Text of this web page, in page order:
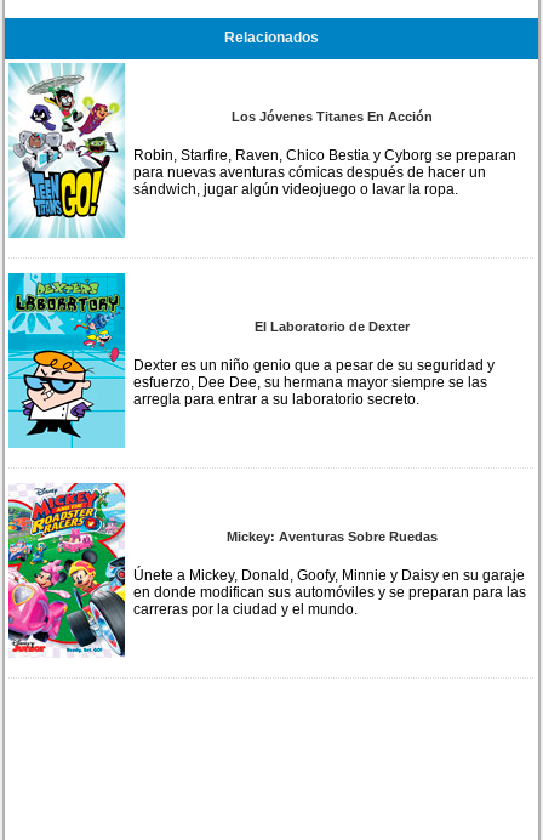
Relacionados
Los Jóvenes Titanes En Acción
Robin, Starfire, Raven, Chico Bestia y Cyborg se preparan
para nuevas aventuras cómicas después de hacer un
sándwich, jugar algún videojuego o lavar la ropa.
El Laboratorio de Dexter
Dexter es un niño genio que a pesar de su seguridad y
esfuerzo, Dee Dee, su hermana mayor siempre se las
arregla para entrar a su laboratorio secreto.
Mickey: Aventuras Sobre Ruedas
Únete a Mickey, Donald, Goofy, Minnie y Daisy en su garaje
en donde modifican sus automóviles y se preparan para las
carreras por la ciudad y el mundo.